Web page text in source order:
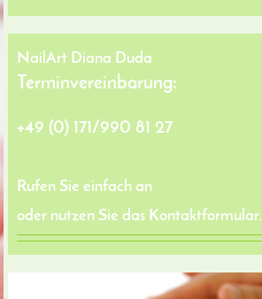
NailArt Diana Duda
Terminvereinbarung:
+49 (0) 171/990 81 27
Rufen Sie einfach an
oder nutzen Sie das Kontaktformular.